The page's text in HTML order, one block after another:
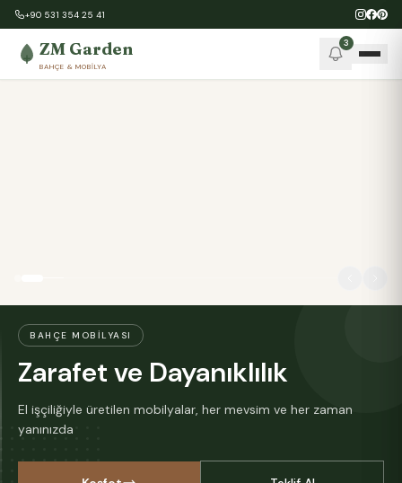
+90 531 354 25 41
ZM Garden
BAHÇE & MOBILYA
3
BAHÇE MOBILYASI
Zarafet ve Dayanıklılık
El işçiliğiyle üretilen mobilyalar, her mevsim ve her zaman
yanınızda